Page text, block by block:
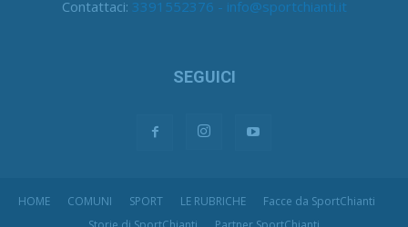
Contattaci: 3391552376 - info@sportchianti.it
SEGUICI
HOME COMUNI SPORT LE RUBRICHE
Facce da SportChianti